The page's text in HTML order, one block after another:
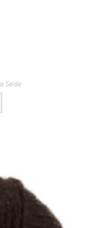
Seide